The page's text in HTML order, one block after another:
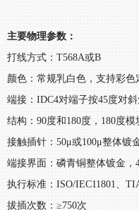
主要物理参数：
打线方式：T568A或B
颜色：常规乳白色，支持彩色
端接：IDC4对端子按45度对
结构：90度和180度，180度模
接触插针：50μ或100μ整体镀
端接界面：磷青铜整体镀金，
执行标准：ISO/IEC11801、
拔插次数：≥750次